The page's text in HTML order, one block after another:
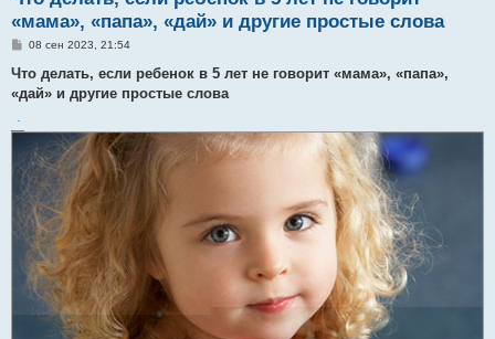
«мама», «папа», «дай» и другие простые слова
С
о
щ
и
08 сен 2023, 21:54
Что делать, если ребенок в 5 лет не говорит «мама», «папа»,
«дай» и другие простые слова
.